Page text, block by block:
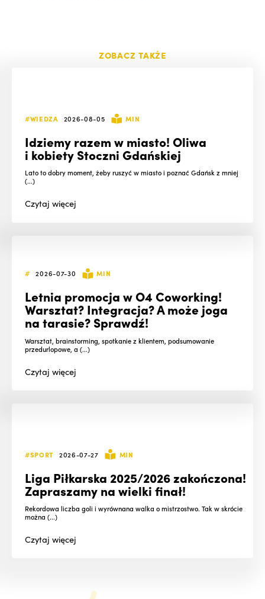
ZOBACZ TAKŻE
#WIEDZA 2026-08-05 MIN
Idziemy razem w miasto! Oliwa
i kobiety Stoczni Gdańskiej
Lato to dobry moment, żeby ruszyć w miasto i poznać Gdańsk z mniej
(...)
Czytajwięcej
# 2026-07-30 MIN
Letnia promocja w O4 Coworking!
Warsztat? Integracja? A może joga
na tarasie? Sprawdź!
Warsztat, brainstorming, spotkanie z klientem, podsumowanie
przedurlopowe, a (...)
Czytajwięcej
#SPORT 2026-07-27 MIN
Liga Piłkarska 2025/2026 zakończona!
Zapraszamy na wielki finał!
Rekordowa liczba goli i wyrównana walka o mistrzostwo. Tak w skrócie
można (...)
Czytajwięcej